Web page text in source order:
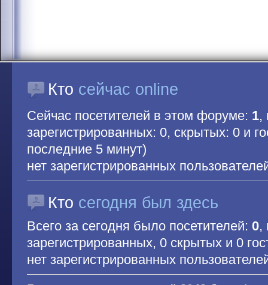
Кто сейчас online
Сейчас посетителей в этом форуме: 1,
зарегистрированных: 0, скрытых: 0 и
последние 5 минут)
нет зарегистрированных
Кто сегодня был здесь
Всего за сегодня было посетителей: 0,
зарегистрированных, 0 скрытых и 0
нет зарегистрированных